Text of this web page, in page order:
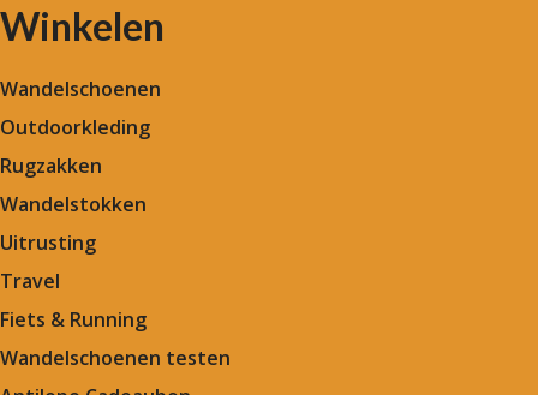
Winkelen
Wandelschoenen
Outdoorkleding
Rugzakken
Wandelstokken
Uitrusting
Travel
Fiets & Running
Wandelschoenen testen